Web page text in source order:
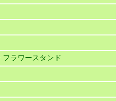
フラワースタンド